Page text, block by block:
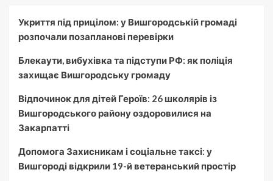
Укриття під прицілом: у Вишгородській громаді
розпочали позапланові перевірки
Блекаути, вибухівка та підступи РФ: як поліція
захищає Вишгородську громаду
Відпочинок для дітей Героїв: 26 школярів із
Вишгородського району оздоровилися на
Закарпатті
Допомога Захисникам і соціальне таксі: у
Вишгороді відкрили 19-й ветеранський простір